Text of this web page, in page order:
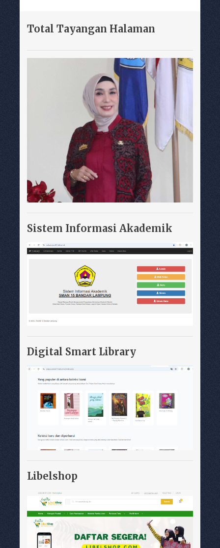
Total Tayangan Halaman
Sistem Informasi Akademik
Digital Smart Library
Libelshop